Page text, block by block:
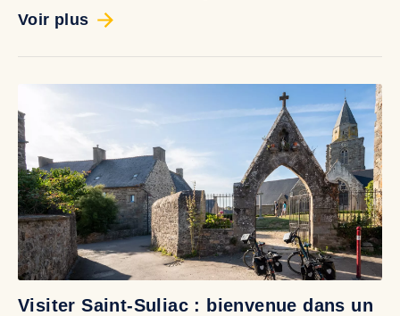
Voir plus
Visiter Saint-Suliac : bienvenue dans un